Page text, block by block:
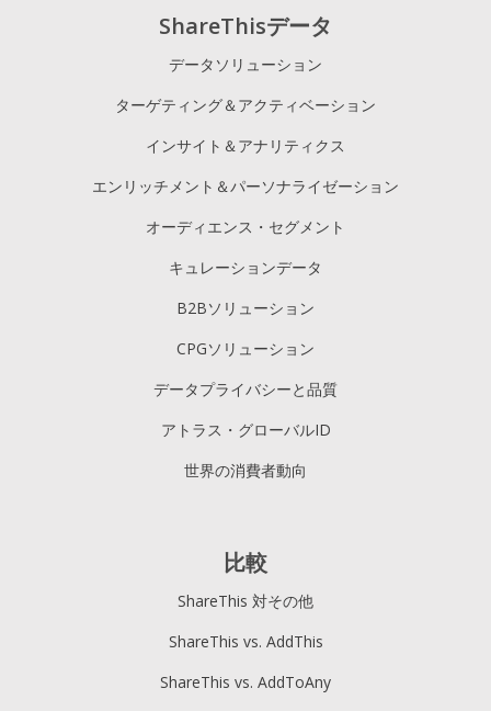
ShareThisデータ
データソリューション
ターゲティング＆アクティベーション
インサイト＆アナリティクス
エンリッチメント＆パーソナライゼーション
オーディエンス・セグメント
キュレーションデータ
B2Bソリューション
CPGソリューション
データプライバシーと品質
アトラス・グローバルID
世界の消費者動向
比較
ShareThis 対その他
ShareThis vs. AddThis
ShareThis vs. AddToAny